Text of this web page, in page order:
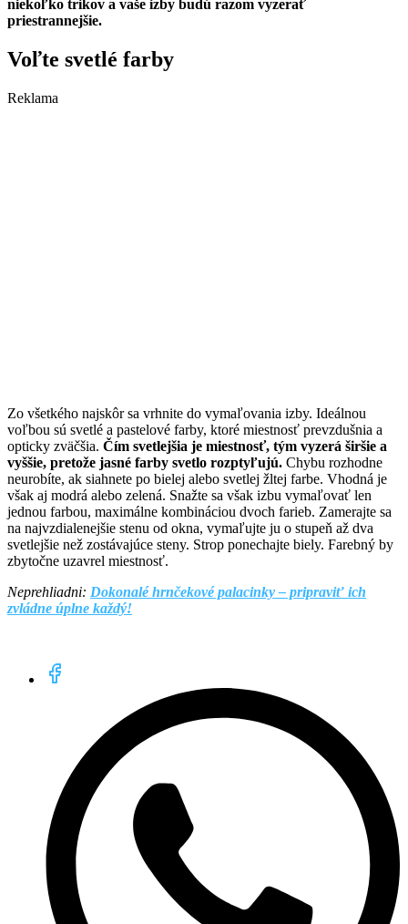
niekoľko trikov a vaše izby budú razom vyzerať
priestrannejšie.
Voľte svetlé farby
Reklama
Zo všetkého najskôr sa vrhnite do vymaľovania izby. Ideálnou
voľbou sú svetlé a pastelové farby, ktoré miestnosť prevzdušnia a
opticky zväčšia. Čím svetlejšia je miestnosť, tým vyzerá širšie a
vyššie, pretože jasné farby svetlo rozptyľujú. Chybu rozhodne
neurobíte, ak siahnete po bielej alebo svetlej žltej farbe. Vhodná je
však aj modrá alebo zelená. Snažte sa však izbu vymaľovať len
jednou farbou, maximálne kombináciou dvoch farieb. Zamerajte sa
na najvzdialenejšie stenu od okna, vymaľujte ju o stupeň až dva
svetlejšie než zostávajúce steny. Strop ponechajte biely. Farebný by
zbytočne uzavrel miestnosť.
Neprehliadni: Dokonalé hrnčekové palacinky – pripraviť ich
zvládne úplne každý!